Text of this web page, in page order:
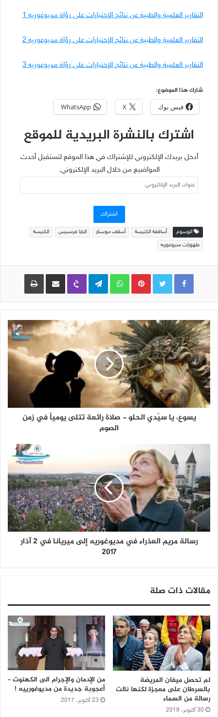
التقارير العلمية والطبية عن نتائج الإختبارات على رؤاة مديوغوريه 1
التقارير العلمية والطبية عن نتائج الإختبارات على رؤاة مديوغوريه 2
التقارير العلمية والطبية عن نتائج الإختبارات على رؤاة مديوغوريه 3
شارك هذا الموضوع:
فيس بوك X
WhatsApp
اشترك بالنشرة البريدية للموقع
أدخل بريدك الإلكتروني للإشتراك في هذا الموقع لتستقبل أحدث
المواضيع من خلال البريد الإلكتروني.
عنوان
البريد
اشتراك
الوسوم أساقفة الكنيسة أسقف موستار البابا فرنسيس الكنيسة
ظهورات مديوغوريه
Pinterest
WhatsApp
Telegram
Viber مشاركة عبر البريد طباعة
يسوع، يا سيّدي الحلو - صلاة رائعة تتلى يومياً في زمن
الصوم
رسالة مريم العذراء في مديوغوريه إلى ميريانا في 2 آذار
2017
مقالات ذات صلة
لم تحصل ميغان المريضة
بالسرطان على معجزة لكنها نالت
رسالة من السماء
30 أكتوبر، 2019
من الإدمان والإجرام الى الكهنوت –
أعجوبة جديدة من مديوغورييه !
23 أكتوبر، 2017